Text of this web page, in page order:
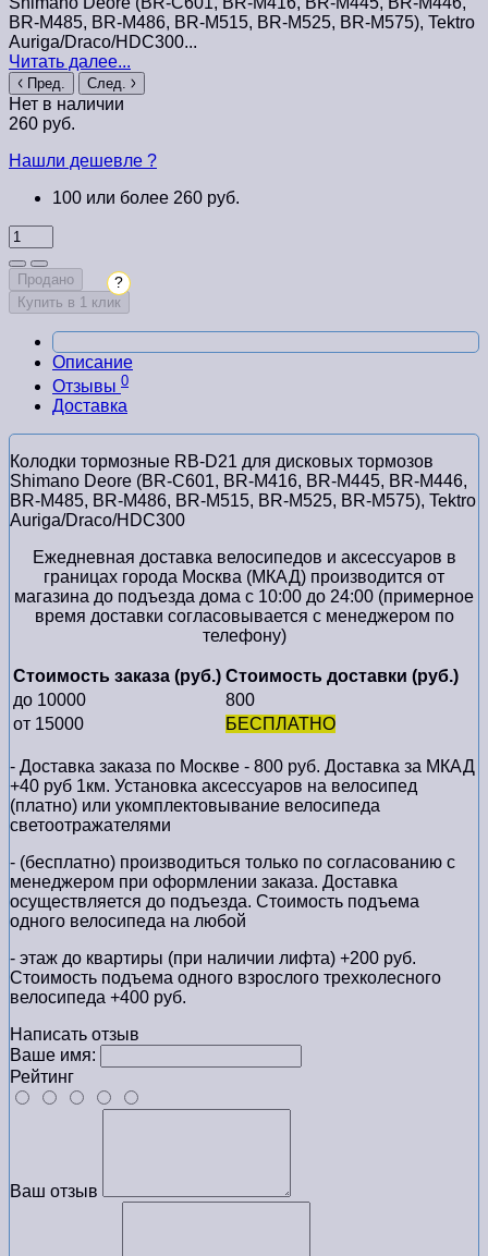
BR-M485, BR-M486, BR-M515, BR-M525, BR-M575), Tektro
Auriga/Draco/HDC300...
Читать далее...
Пред. След.
Нет в наличии
260 руб.
Нашли дешевле ?
100 или более 260 руб.
Продано
Купить в 1 клик
?
Описание
Отзывы 0
Доставка
Колодки тормозные RB-D21 для дисковых тормозов
Shimano Deore (BR-C601, BR-M416, BR-M445, BR-M446,
BR-M485, BR-M486, BR-M515, BR-M525, BR-M575), Tektro
Auriga/Draco/HDC300
Ежедневная доставка велосипедов и аксессуаров в
границах города Москва (МКАД) производится от
магазина до подъезда дома с 10:00 до 24:00 (примерное
время доставки согласовывается с менеджером по
телефону)
Стоимость заказа (руб.) Стоимость доставки (руб.)
до 10000
800
от 15000
БЕСПЛАТНО
- Доставка заказа по Москве - 800 руб. Доставка за МКАД
+40 руб 1км. Установка аксессуаров на велосипед
(платно) или укомплектовывание велосипеда
светоотражателями
- (бесплатно) производиться только по cогласованию с
менеджером при оформлении заказа. Доставка
осуществляется до подъезда. Стоимость подъема
одного велосипеда на любой
- этаж до квартиры (при наличии лифта) +200 руб.
Стоимость подъема одного взрослого трехколесного
велосипеда +400 руб.
Написать отзыв
Ваше имя:
Рейтинг
Ваш отзыв